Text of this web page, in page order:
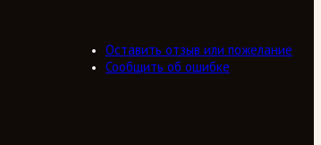
Оставить отзыв или пожелание
Сообщить об ошибке